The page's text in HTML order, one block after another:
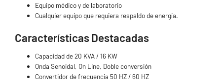
Equipo médico y de laboratorio
Cualquier equipo que requiera respaldo de energía.
Características Destacadas
Capacidad de 20 KVA / 16 KW
Onda Senoidal, On Line, Doble conversión
Convertidor de frecuencia 50 HZ / 60 HZ